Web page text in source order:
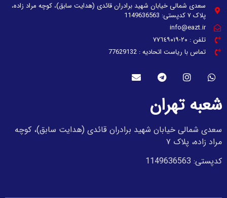
سعدی شمالی خیابان شهید برادران قائدی (هدایت سابق)، کوچه مراد زاده،
پلاک ۷ کدپستی: 1149636563
info@eazt.ir
تلفن : ٢٠-٧٧٦٤٩٠١٩
تماس با ریاست اتحادیه : 77629132
شعبه تهران
سعدی شمالی خیابان شهید برادران قائدی (هدایت سابق)، کوچه
مراد زاده، پلاک ۷
کدپستی: 1149636563